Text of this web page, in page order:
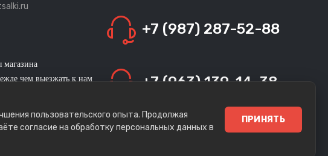
пользовательского опыта. Продолжая
согласие на обработку персональных данных в
ПРИНЯТЬ
магазина
чем выезжать к нам
основе.
+7 (987) 287-52-88
+7 (963) 139-14-38
+7 (960) 050-80-40